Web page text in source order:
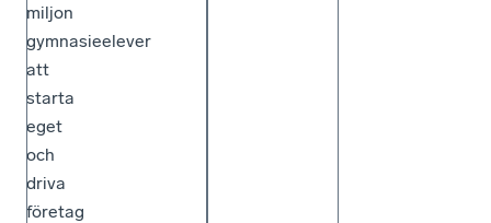
miljon
gymnasieelever
att
starta
eget
och
driva
företag